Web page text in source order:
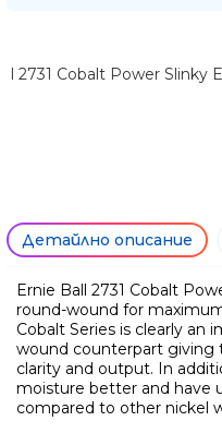
l 2731 Cobalt Power Slinky
Детайлно описание
Ernie Ball 2731 Cobalt
round-wound for
Cobalt Series is clearly an
wound counterpart giving
clarity and output. In
moisture better and have
compared to other nickel